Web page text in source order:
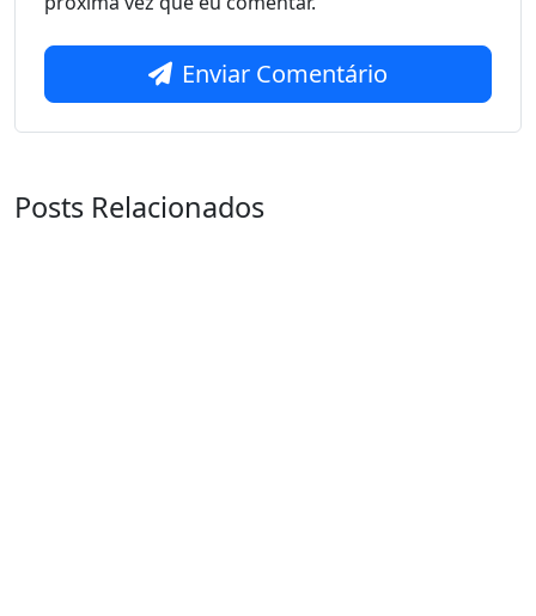
Enviar Comentário
Posts Relacionados